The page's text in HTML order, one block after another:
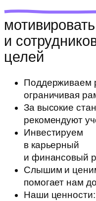
и
целей
Поддерживаем
ограничивая
За высокие
рекомендуют
Инвестируем
в карьерный
и финансовый
Слышим и
помогает нам
Наши